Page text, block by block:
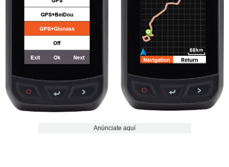
Anúnciate aquí